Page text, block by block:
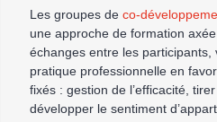
Les groupes de co-
une approche de formation
échanges entre les participants,
pratique professionnelle en
fixés : gestion de l’efficacité,
développer le sentiment